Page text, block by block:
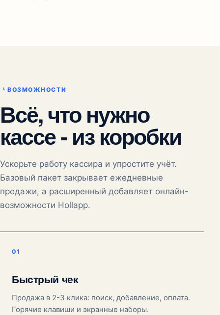
ВОЗМОЖНОСТИ
Всё, что нужно
кассе - из коробки
Ускорьте работу кассира и упростите учёт.
Базовый пакет закрывает ежедневные
продажи, а расширенный добавляет онлайн-
возможности Hollapp.
Быстрый чек
Продажа в 2-3 клика: поиск, добавление, оплата.
Горячие клавиши и экранные наборы.